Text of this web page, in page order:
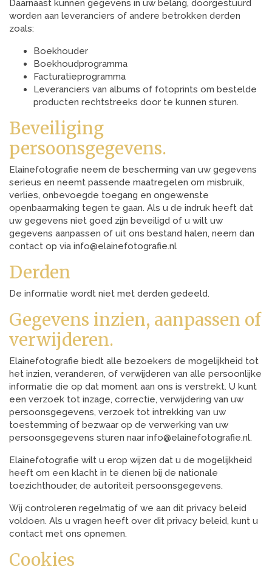
Daarnaast kunnen gegevens in uw belang, doorgestuurd
worden aan leveranciers of andere betrokken derden
zoals:
Boekhouder
Boekhoudprogramma
Facturatieprogramma
Leveranciers van albums of fotoprints om bestelde
producten rechtstreeks door te kunnen sturen.
Beveiliging
persoonsgegevens.
Elainefotografie neem de bescherming van uw gegevens
serieus en neemt passende maatregelen om misbruik,
verlies, onbevoegde toegang en ongewenste
openbaarmaking tegen te gaan. Als u de indruk heeft dat
uw gegevens niet goed zijn beveiligd of u wilt uw
gegevens aanpassen of uit ons bestand halen, neem dan
contact op via info@elainefotografie.nl
Derden
De informatie wordt niet met derden gedeeld.
Gegevens inzien, aanpassen of
verwijderen.
Elainefotografie biedt alle bezoekers de mogelijkheid tot
het inzien, veranderen, of verwijderen van alle persoonlijke
informatie die op dat moment aan ons is verstrekt. U kunt
een verzoek tot inzage, correctie, verwijdering van uw
persoonsgegevens, verzoek tot intrekking van uw
toestemming of bezwaar op de verwerking van uw
persoonsgegevens sturen naar info@elainefotografie.nl.
Elainefotografie wilt u erop wijzen dat u de mogelijkheid
heeft om een klacht in te dienen bij de nationale
toezichthouder, de autoriteit persoonsgegevens.
Wij controleren regelmatig of we aan dit privacy beleid
voldoen. Als u vragen heeft over dit privacy beleid, kunt u
contact met ons opnemen.
Cookies